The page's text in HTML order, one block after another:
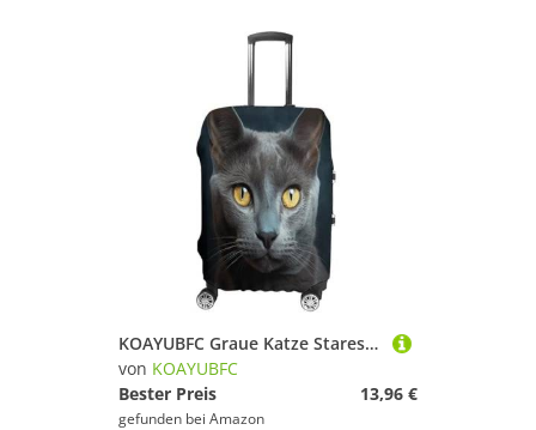
KOAYUBFC Graue Katze Stares Gepäckabdeckung, TSA-zugelassen, Kofferabdeckungen für Gepäck, elastisch, waschbar, Anzug, kratzfest, Reisegepäck, Hülle, Kofferschutz, passend für, Graue Katzenstarren, S
von KOAYUBFC
Bester Preis
13,96 €
gefunden bei Amazon